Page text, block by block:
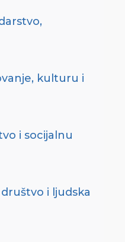
kulturu i
i socijalnu
i ljudska